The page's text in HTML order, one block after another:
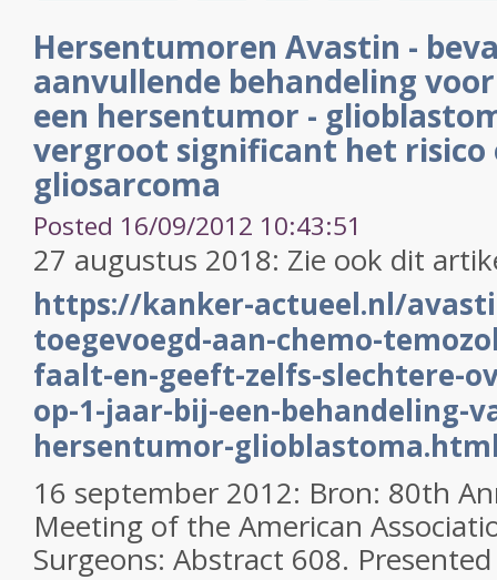
Hersentumoren Avastin -
aanvullende behandeling
een hersentumor -
vergroot significant het risico
gliosarcoma
Posted 16/09/2012 10:43:51
27 augustus 2018: Zie ook dit
https://kanker-actueel.nl/
toegevoegd-aan-chemo-
faalt-en-geeft-zelfs-slechtere-
op-1-jaar-bij-een-behandeling-
hersentumor-
16 september 2012: Bron: 80th
Meeting of the American
Surgeons: Abstract 608.